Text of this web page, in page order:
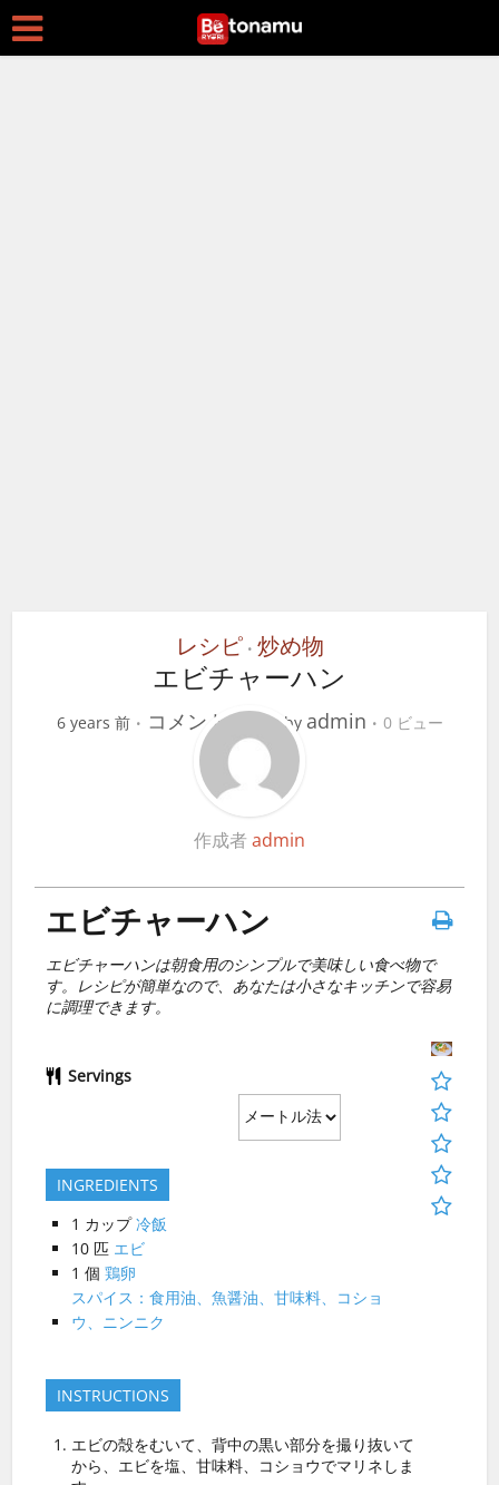
レシピ • 炒め物
エビチャーハン
6 years 前 コメントする by admin 0 ビュー
作成者admin
エビチャーハン
エビチャーハンは朝食用のシンプルで美味しい食べ物で
す。レシピが簡単なので、あなたは小さなキッチンで容易
に調理できます。
Servings
INGREDIENTS
1 カップ 冷飯
10 匹 エビ
1 個 鶏卵
スパイス：食用油、魚醤油、甘味料、コショ
ウ、ニンニク
INSTRUCTIONS
エビの殻をむいて、背中の黒い部分を撮り抜いて
から、エビを塩、甘味料、コショウでマリネしま